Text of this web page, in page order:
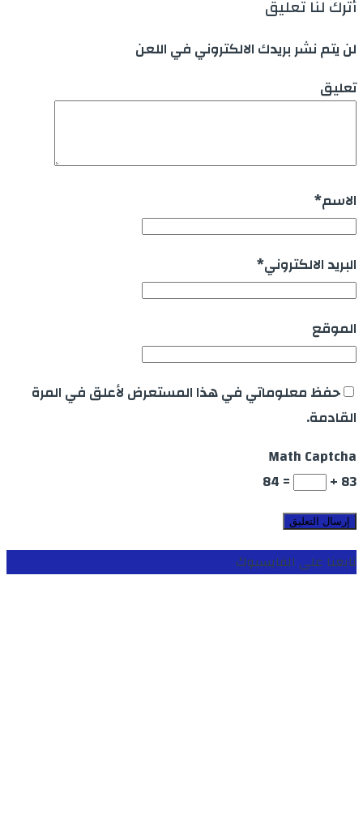
أترك لنا تعليق
لن يتم نشر بريدك الالكتروني في اللعن
تعليق
الاسم*
البريد الالكتروني*
الموقع
حفظ معلوماتي في هذا المستعرض لأعلق في المرة
القادمة.
Math Captcha
83 +
= 84
تابعنا على الفايسبوك